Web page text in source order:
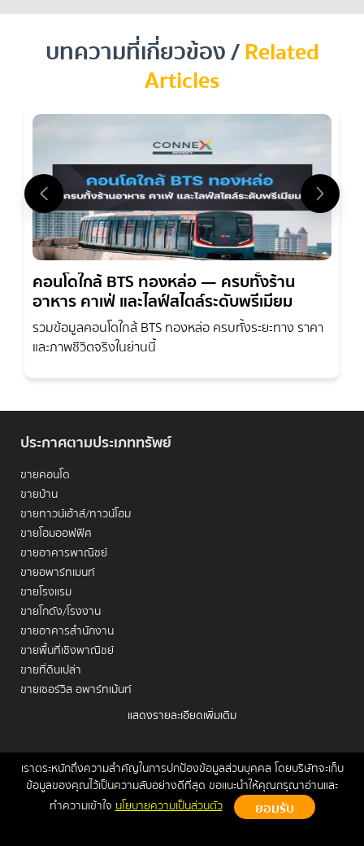
เราตระหนักถึงความสำคัญในการปกป้องข้อมูลส่วนบุคคล โดยบริษัทจะเก็บ
ข้อมูลของคุณไว้เป็นความลับอย่างดีที่สุด ขอแนะนำให้คุณกรุณาอ่านและ
ทำความเข้าใจนโยบายความเป็นส่วนตัว
บทความที่เกี่ยวข้อง /Related
Articles
คอนโดใกล้ BTS ทองหล่อ — ครบทั้งร้าน
อาหาร คาเฟ่ และไลฟ์สไตล์ระดับพรีเมียม
รวมข้อมูลคอนโดใกล้ BTS ทองหล่อ ครบทั้งระยะทาง ราคา
และภาพชีวิตจริงในย่านนี้
ประกาศตามประเภททรัพย์
ขายคอนโด
ขายบ้าน
ขายทาวน์เฮ้าส์/ทาวน์โฮม
ขายโฮมออฟฟิศ
ขายอาคารพาณิชย์
ขายอพาร์ทเมนท์
ขายโรงแรม
ขายโกดัง/โรงงาน
ขายอาคารสำนักงาน
ขายพื้นที่เชิงพาณิชย์
ขายที่ดินเปล่า
ขายเซอร์วิส อพาร์ทเม้นท์
เช่าบ้าน
เช่าทาวน์เฮ้าส์/ทาวน์โฮม
เช่าโฮมออฟฟิศ
เช่าอาคารพาณิชย์
แสดงรายละเอียดเพิ่มเติม
หน้าหลัก ขาย เช่า ฝากขาย/เช่า ข่าวสาร ติดต่อเรา
Site
Map
Copyrights © 2026, Connex Property